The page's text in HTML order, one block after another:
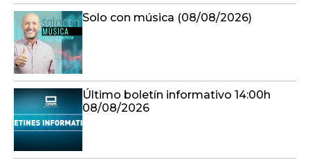
Solo con música (08/08/2026)
Último boletín informativo 14:00h
08/08/2026